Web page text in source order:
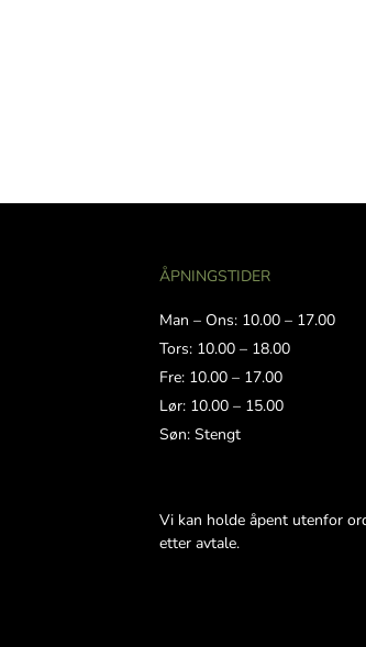
ÅPNINGSTIDER
Man – Ons: 10.00 – 17.00
Tors: 10.00 – 18.00
Fre: 10.00 – 17.00
Lør: 10.00 – 15.00
Søn: Stengt
Vi kan holde åpent utenfor
etter avtale.